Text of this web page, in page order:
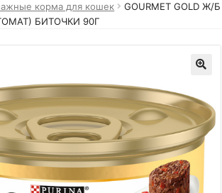
корма для кошек
GOURMET GOLD Ж/Б
БИТОЧКИ 90Г